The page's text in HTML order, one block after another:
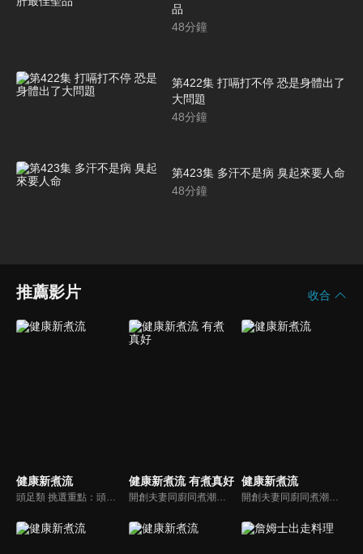
品
48分鐘
第422集 打嗝打不停 恐是身體出了
大問題
48分鐘
第423集 多汗不是病 臭起來要人命
48分鐘
推薦影片 收合
健康新煮流 健康新煮流 有煮真好
開創夫妻同廚同煮潮流的KC夫婦，繼《健康醫食代》後，走出攝影棚，帶大家全台走透透，發掘上帝賞賜的美味食材，內容融合新加坡南洋風和客家純樸味，加上台灣獨特的閩南風情，互相激盪交織出的火花，打造出獨一無二的美食節目。
健康新煮流
開創夫妻同廚同煮潮流的KC夫婦，繼《健康醫食代》後，走出攝影棚，帶大家全台走透透，發掘上帝賞賜的美味食材，內容融合新加坡南洋風和客家純樸味，加上台灣獨特的閩南風情，互相激盪交織出的火花，打造出獨一無二的美食節目。